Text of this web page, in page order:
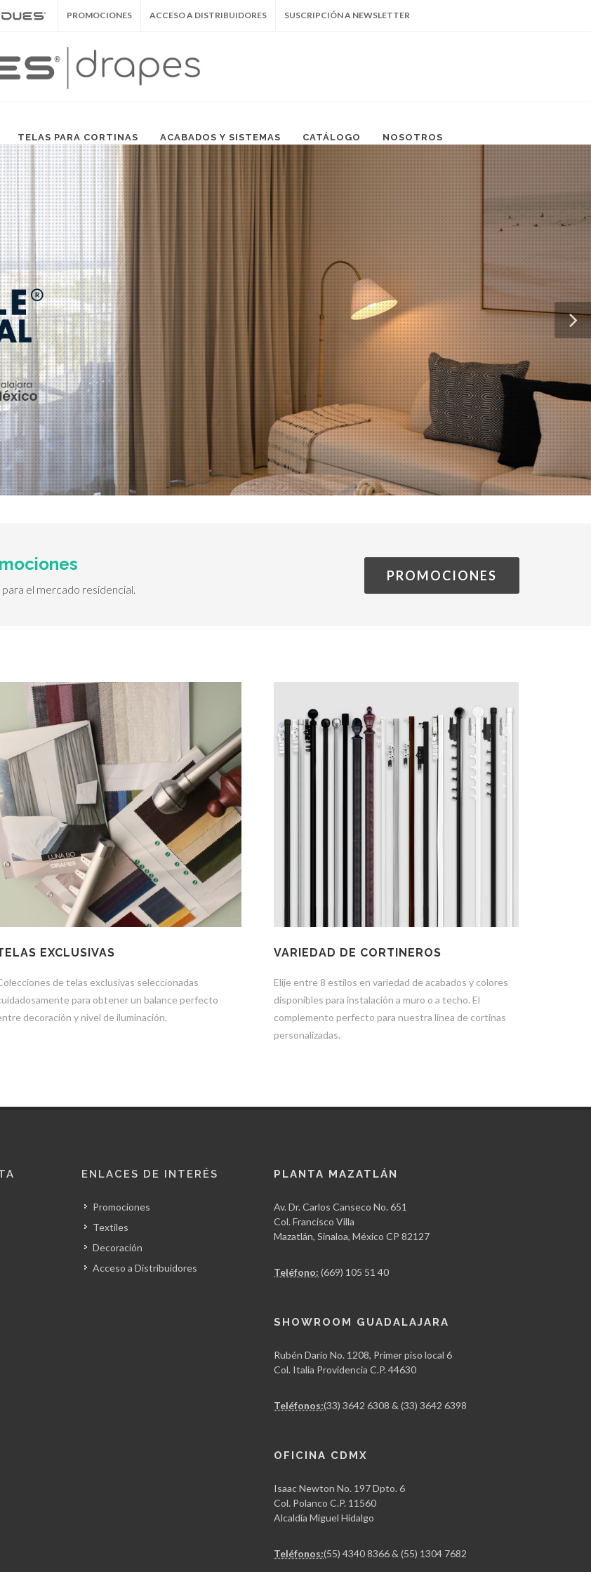
PROMOCIONES ACCESO A DISTRIBUIDORES SUSCRIPCIÓN A NEWSLETTER
TELAS PARA CORTINAS ACABADOS Y SISTEMAS CATÁLOGO NOSOTROS
el mercado residencial.
PROMOCIONES
EXCLUSIVAS
de telas exclusivas seleccionadas
para obtener un balance perfecto
decoración y nivel de iluminación.
VARIEDAD DE CORTINEROS
Elije entre 8 estilos en variedad de acabados y colores
disponibles para instalación a muro o a techo. El
complemento perfecto para nuestra línea de cortinas
personalizadas.
ENLACES DE INTERÉS
Promociones
Textiles
Decoración
Acceso a Distribuidores
PLANTA MAZATLÁN
Av. Dr. Carlos Canseco No. 651
Col. Francisco Villa
Mazatlán, Sinaloa, México CP 82127
Teléfono: (669) 105 51 40
SHOWROOM GUADALAJARA
Rubén Darío No. 1208, Primer piso local 6
Col. Italia Providencia C.P. 44630
Teléfonos:(33) 3642 6308 & (33) 3642 6398
OFICINA CDMX
Isaac Newton No. 197 Dpto. 6
Col. Polanco C.P. 11560
Alcaldía Miguel Hidalgo
Teléfonos:(55) 4340 8366 & (55) 1304 7682